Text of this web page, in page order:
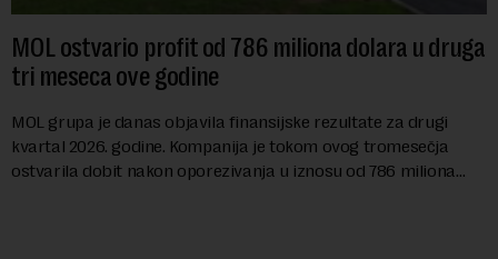
MOL ostvario profit od 786 miliona dolara u druga
tri meseca ove godine
MOL grupa je danas objavila finansijske rezultate za drugi
kvartal 2026. godine. Kompanija je tokom ovog tromesečja
ostvarila dobit nakon oporezivanja u iznosu od 786 miliona